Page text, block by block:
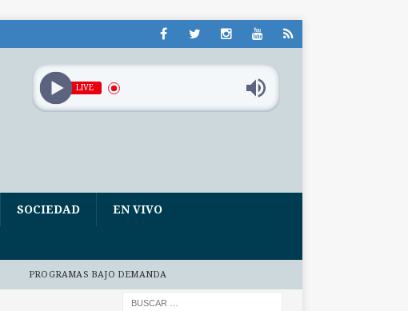
LIVE
SOCIEDAD EN VIVO
PROGRAMAS BAJO DEMANDA